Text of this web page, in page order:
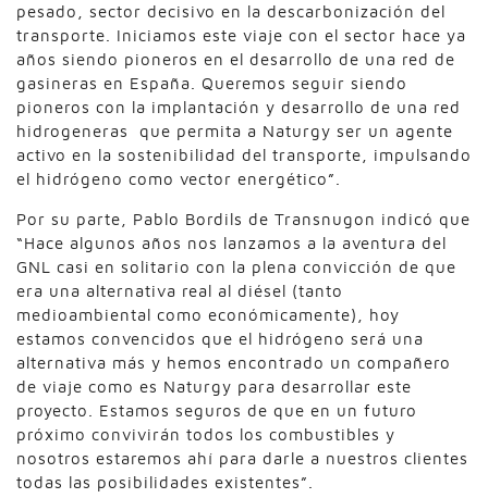
pesado, sector decisivo en la descarbonización del
transporte. Iniciamos este viaje con el sector hace ya
años siendo pioneros en el desarrollo de una red de
gasineras en España. Queremos seguir siendo
pioneros con la implantación y desarrollo de una red
hidrogeneras que permita a Naturgy ser un agente
activo en la sostenibilidad del transporte, impulsando
el hidrógeno como vector energético”.
Por su parte, Pablo Bordils de Transnugon indicó que
“Hace algunos años nos lanzamos a la aventura del
GNL casi en solitario con la plena convicción de que
era una alternativa real al diésel (tanto
medioambiental como económicamente), hoy
estamos convencidos que el hidrógeno será una
alternativa más y hemos encontrado un compañero
de viaje como es Naturgy para desarrollar este
proyecto. Estamos seguros de que en un futuro
próximo convivirán todos los combustibles y
nosotros estaremos ahí para darle a nuestros clientes
todas las posibilidades existentes”.